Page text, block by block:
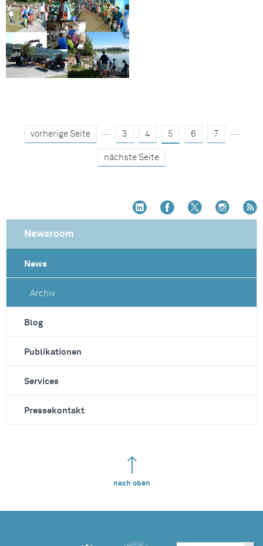
vorherige Seite .... 3 4 5 6 7 ....
nächste Seite
Newsroom
News
Archiv
Blog
Publikationen
Services
Pressekontakt
nach oben